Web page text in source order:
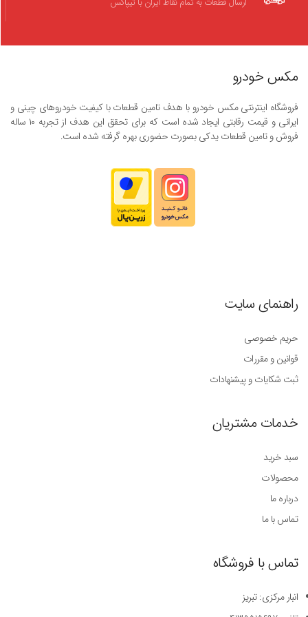
مکس خودرو
فروشگاه اینترنتی مکس خودرو با هدف تامین قطعات با کیفیت خودروهای چینی و
ایرانی و قیمت رقابتی ایجاد شده است که برای تحقق این هدف از تجربه ۱۰ ساله
فروش و تامین قطعات یدکی بصورت حضوری بهره گرفته شده است.
راهنمای سایت
حریم خصوصی
قوانین و مقررات
ثبت شکایات و پیشنهادات
خدمات مشتریان
سبد خرید
محصولات
درباره ما
تماس با ما
تماس با فروشگاه
انبار مرکزی: تبریز